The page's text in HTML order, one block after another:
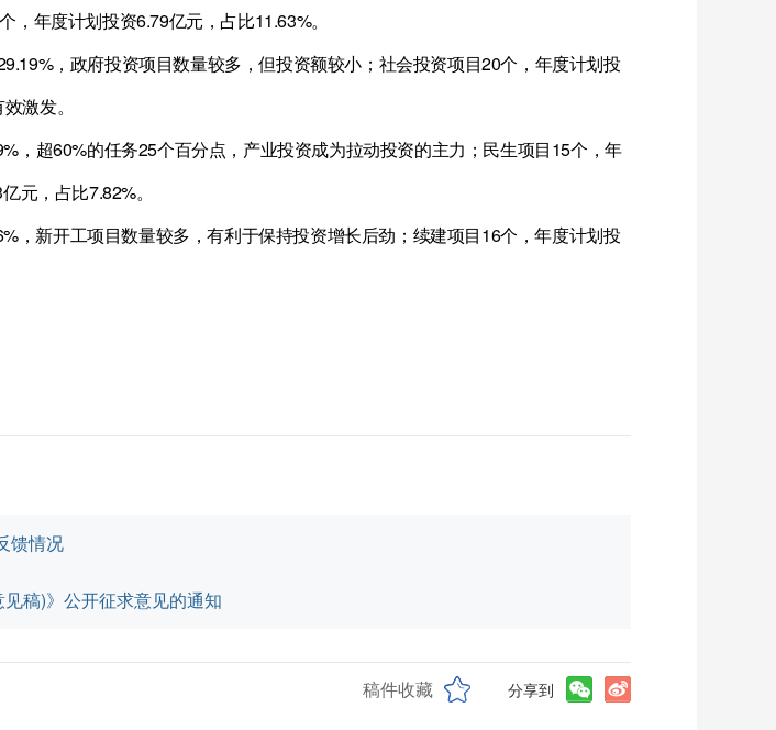
个，年度计划投资6.79亿元，占比11.63%。
，政府投资项目数量较多，但投资额较小；社会投资项目20个，年度计划投
激发。
， 超60%的任务25个百分点，产业投资成为拉动投资的主力；民生项目15个，年
亿元，占比7.82%。
，新开工项目数量较多，有利于保持投资增长后劲；续建项目16个，年度计划投
馈情况
稿)》公开征求意见的通知
稿件收藏 分享到